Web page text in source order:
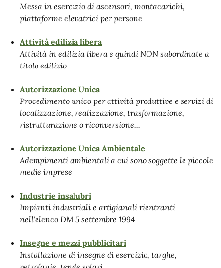
Messa in esercizio di ascensori, montacarichi,
piattaforme elevatrici per persone
Attività edilizia libera
Attività in edilizia libera e quindi NON subordinate a
titolo edilizio
Autorizzazione Unica
Procedimento unico per attività produttive e servizi di
localizzazione, realizzazione, trasformazione,
ristrutturazione o riconversione...
Autorizzazione Unica Ambientale
Adempimenti ambientali a cui sono soggette le piccole
medie imprese
Industrie insalubri
Impianti industriali e artigianali rientranti
nell'elenco DM 5 settembre 1994
Insegne e mezzi pubblicitari
Installazione di insegne di esercizio, targhe,